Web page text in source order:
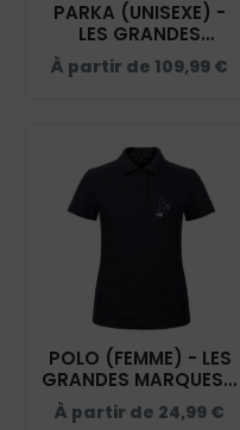
PARKA (UNISEXE) -
LES GRANDES
MARQUES - NAVY -
PK543
À partir de 109,99 €
POLO (FEMME) - LES
GRANDES MARQUES -
NAVY - BCI1F
À partir de 24,99 €